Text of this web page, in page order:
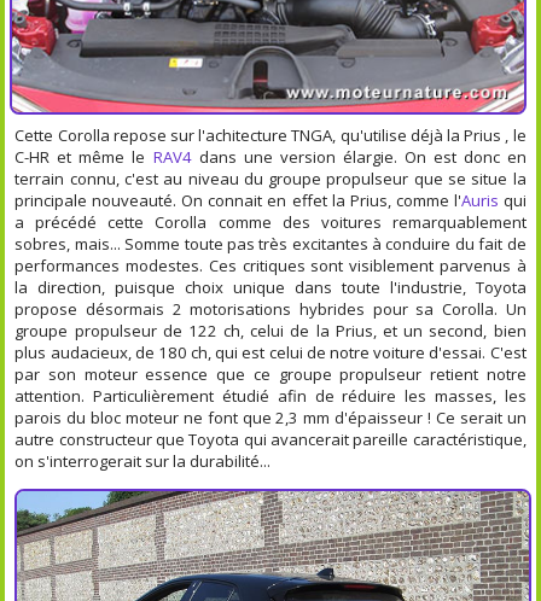
Cette Corolla repose sur l'achitecture TNGA, qu'utilise déjà laPrius , le
C-HR et même le RAV4dans une version élargie. On est donc en
terrain connu, c'est au niveau du groupe propulseur que se situe la
principale nouveauté. On connait en effet la Prius, comme l'Auris qui
a précédé cette Corolla comme des voitures remarquablement
sobres, mais... Somme toute pas très excitantes à conduire du fait de
performances modestes. Ces critiques sont visiblement parvenus à
la direction, puisque choix unique dans toute l'industrie, Toyota
propose désormais 2 motorisations hybrides pour sa Corolla. Un
groupe propulseur de 122 ch, celui de la Prius, et un second, bien
plus audacieux, de 180 ch, qui est celui de notre voiture d'essai. C'est
par son moteur essence que ce groupe propulseur retient notre
attention. Particulièrement étudié afin de réduire les masses, les
parois du bloc moteur ne font que 2,3 mm d'épaisseur ! Ce serait un
autre constructeur que Toyota qui avancerait pareille caractéristique,
on s'interrogerait sur la durabilité...